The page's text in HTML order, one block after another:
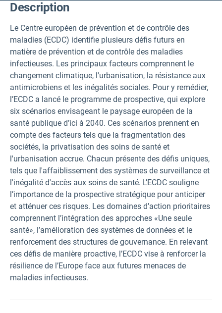
Description
Le Centre européen de prévention et de contrôle des
maladies (ECDC) identifie plusieurs défis futurs en
matière de prévention et de contrôle des maladies
infectieuses. Les principaux facteurs comprennent le
changement climatique, l'urbanisation, la résistance aux
antimicrobiens et les inégalités sociales. Pour y remédier,
l’ECDC a lancé le programme de prospective, qui explore
six scénarios envisageant le paysage européen de la
santé publique d’ici à 2040. Ces scénarios prennent en
compte des facteurs tels que la fragmentation des
sociétés, la privatisation des soins de santé et
l'urbanisation accrue. Chacun présente des défis uniques,
tels que l'affaiblissement des systèmes de surveillance et
l'inégalité d'accès aux soins de santé. L’ECDC souligne
l’importance de la prospective stratégique pour anticiper
et atténuer ces risques. Les domaines d’action prioritaires
comprennent l’intégration des approches «Une seule
santé», l’amélioration des systèmes de données et le
renforcement des structures de gouvernance. En relevant
ces défis de manière proactive, l’ECDC vise à renforcer la
résilience de l’Europe face aux futures menaces de
maladies infectieuses.